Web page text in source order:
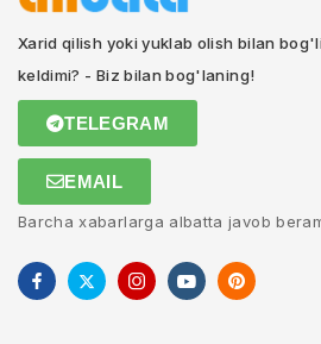
Xarid qilish yoki yuklab olish bilan
keldimi? - Biz bilan bog'laning!
TELEGRAM
EMAIL
Barcha xabarlarga albatta javob